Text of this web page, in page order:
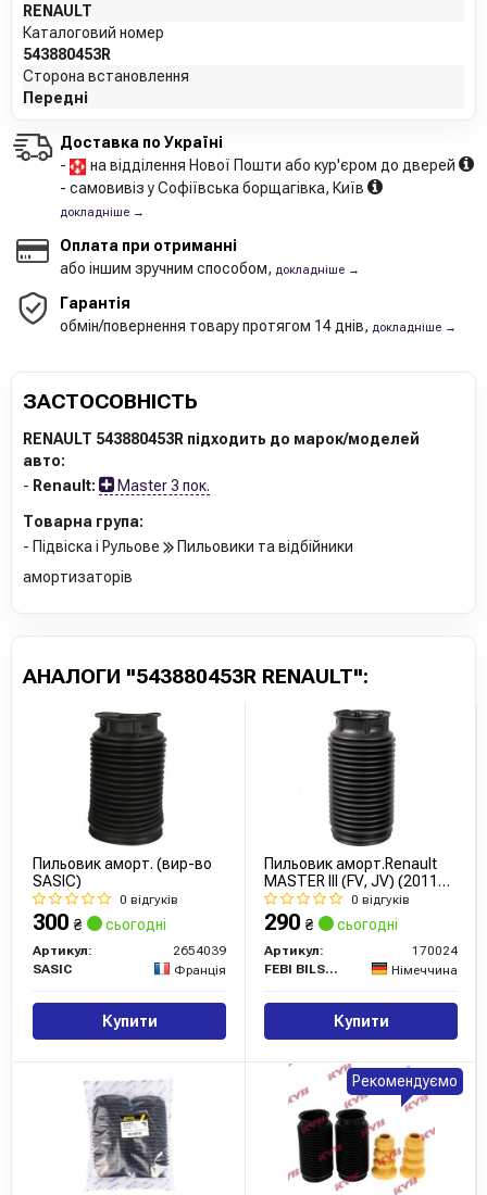
RENAULT
Каталоговий номер
543880453R
Сторона встановлення
Передні
Доставка по Україні
-
на відділення Нової Пошти або кур'єром до дверей
- самовивіз у Софіївська борщагівка, Київ
докладніше →
Оплата при отриманні
або іншим зручним способом, докладніше →
Гарантія
обмін/повернення товару протягом 14 днів, докладніше →
ЗАСТОСОВНІСТЬ
RENAULT 543880453R підходить до марок/моделей
авто:
- Renault: Master 3 пок.
Товарна група:
- Підвіска і Рульове
Пильовики та відбійники
амортизаторів
АНАЛОГИ "543880453R RENAULT":
Пильовик аморт. (вир-во
SASIC)
0 відгуків
300 ₴ сьогодні
Артикул:
2654039
SASIC
Франція
Купити
Пильовик аморт.Renault
MASTER III (FV, JV) (20110-
24) передн. (вир-во Febi)
0 відгуків
290 ₴ сьогодні
Артикул:
170024
FEBI BILSTEIN
Німеччина
Купити
Рекомендуємо